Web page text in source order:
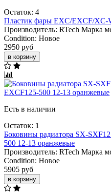
Остаток: 4
Пластик фары EXC/EXCF/XC-
Производитель: RTech Марка
Condition: Новое
2950 руб
в корзину
Есть в наличии
Остаток: 1
Боковины радиатора SX-
500 12-13 оранжевые
Производитель: RTech Марка
Condition: Новое
5905 руб
в корзину